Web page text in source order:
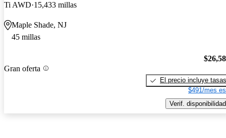
Ti AWD 15,433 millas
Maple Shade, NJ
45 millas
Gran oferta
El precio incluye tasas
$491/mes
Verif. disponibilidad